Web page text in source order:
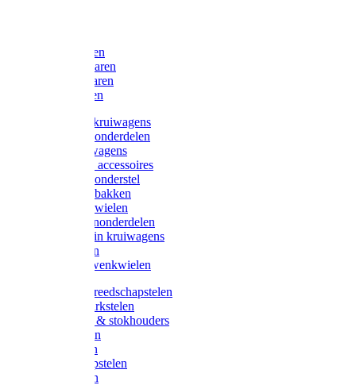
Snoeischaren
Heggenscharen
Takkenscharen
Snoeimessen
Landbouwkruiwagens
Kruiwagenonderdelen
Bouwkruiwagens
Kruiwagen accessoires
Kruiwagenonderstel
Kruiwagenbakken
Kruiwagenwielen
Steekwagenonderdelen
Huis en Tuin kruiwagens
Steekwagen
Bok- en Zwenkwielen
Overige gereedschapstelen
Bezem-/Harkstelen
Handvaten & stokhouders
Hamerstelen
Spadestelen
Graanschopstelen
Schopstelen